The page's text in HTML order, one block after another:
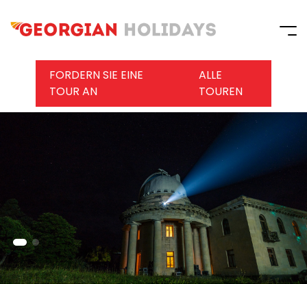
FORDERN SIE EINE
TOUR AN
ALLE
TOUREN